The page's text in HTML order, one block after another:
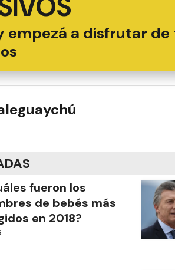
empezá a disfrutar de
fueron los
de bebés más
en 2018?